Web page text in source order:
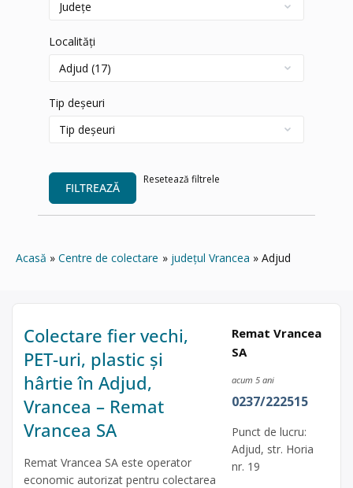
Localități
Tip deșeuri
FILTREAZĂ
Resetează filtrele
Acasă Centre de colectare județul Vrancea Adjud
Colectare fier vechi,
PET-uri, plastic și
hârtie în Adjud,
Vrancea – Remat
Vrancea SA
Remat Vrancea SA este operator
economic autorizat pentru colectarea
Remat Vrancea
SA
acum 5 ani
0237/222515
Punct de lucru:
Adjud, str. Horia
nr. 19